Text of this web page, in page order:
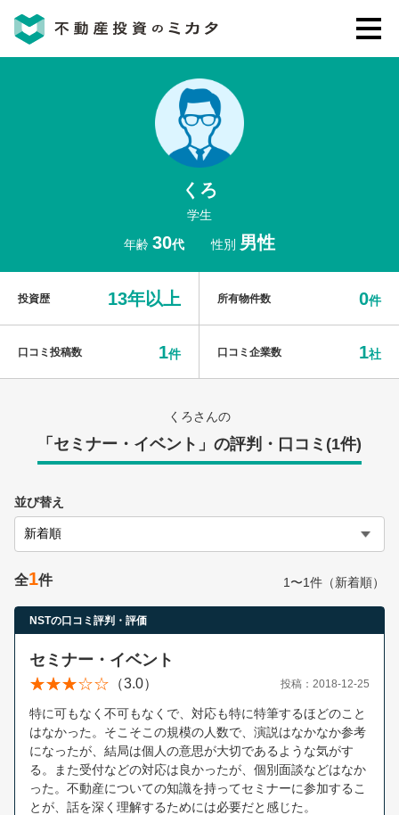
不動産投資のミカタとは
不動産投資会社の評判・口コミ
くろ
学生
年齢 30代 性別 男性
投資歴 13年以上 所有物件数 0件
口コミ投稿数 1件 口コミ企業数 1社
くろさんの
「セミナー・イベント」の評判・口コミ(1件)
並び替え
全1件 1〜1件（新着順）
NSTの口コミ評判・評価
セミナー・イベント
（3.0） 投稿：2018-12-25
特に可もなく不可もなくで、対応も特に特筆するほどのこと
はなかった。そこそこの規模の人数で、演説はなかなか参考
になったが、結局は個人の意思が大切であるような気がす
る。また受付などの対応は良かったが、個別面談などはなか
った。不動産についての知識を持ってセミナーに参加するこ
とが、話を深く理解するためには必要だと感じた。